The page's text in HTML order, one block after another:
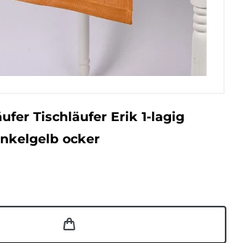
Tischläufer Erik 1-lagig
ocker